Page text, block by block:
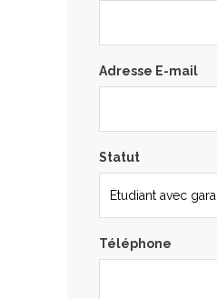
Adresse E-mail
Statut
Téléphone